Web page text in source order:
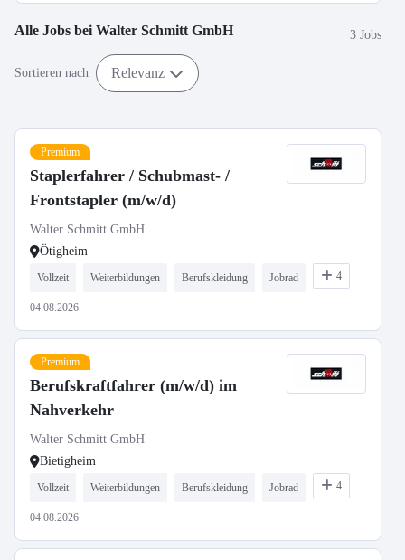
Alle Jobs bei Walter Schmitt GmbH 3 Jobs
Sortieren nach Relevanz
Premium
Staplerfahrer / Schubmast- /
Frontstapler (m/w/d)
Walter Schmitt GmbH
Ötigheim
Vollzeit Weiterbildungen Berufskleidung Jobrad 4
04.08.2026
Premium
Berufskraftfahrer (m/w/d) im
Nahverkehr
Walter Schmitt GmbH
Bietigheim
Vollzeit Weiterbildungen Berufskleidung Jobrad 4
04.08.2026